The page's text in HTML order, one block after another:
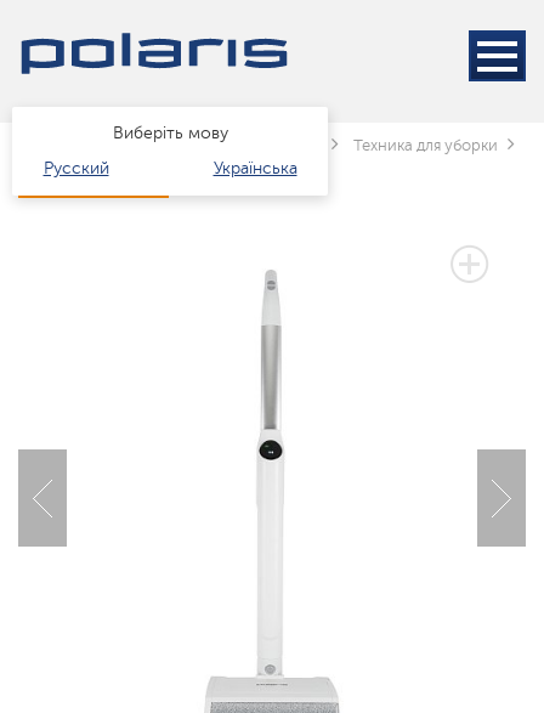
Виберіть мову
Русский
Українська
Каталог Техніка для дому Техника для уборки
2 РОКИ ГАРАНТІЇ